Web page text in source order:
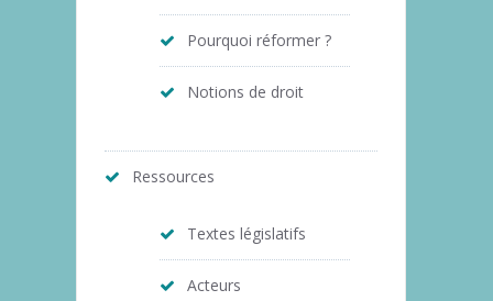
Pourquoi réformer ?
Notions de droit
Ressources
Textes législatifs
Acteurs